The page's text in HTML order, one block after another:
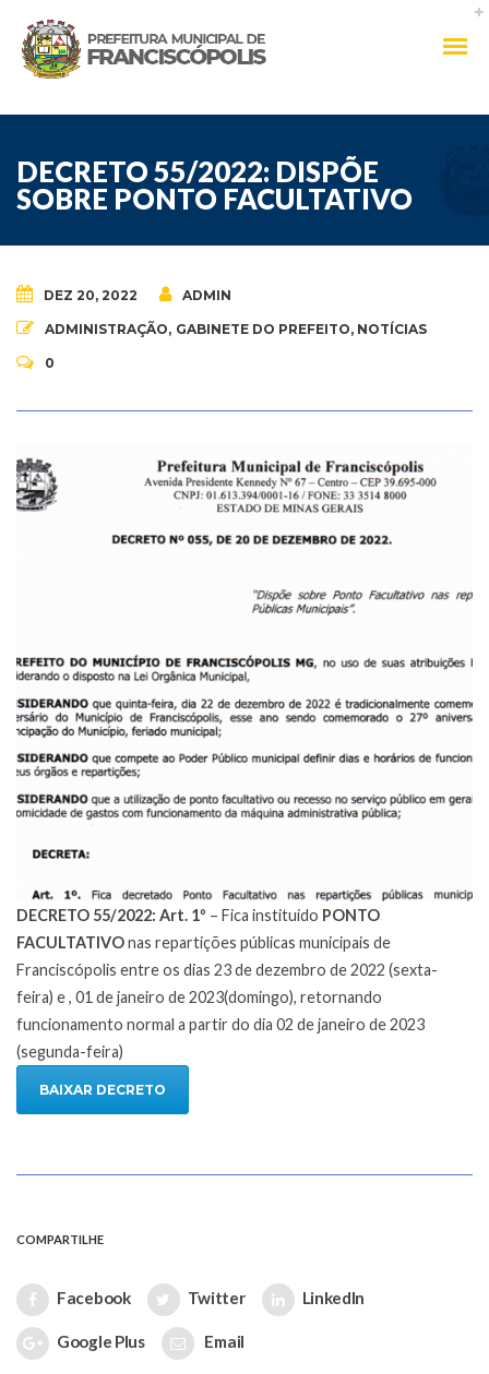
DECRETO 55/2022: DISPÕE
SOBRE PONTO FACULTATIVO
DEZ 20, 2022 ADMIN
ADMINISTRAÇÃO, GABINETE DO PREFEITO, NOTÍCIAS
0
DECRETO 55/2022: Art. 1º – Fica instituído PONTO
FACULTATIVOnas repartições públicas municipais de
Franciscópolis entre os dias 23 de dezembro de 2022 (sexta-
feira) e , 01 de janeiro de 2023(domingo), retornando
funcionamento normal a partir do dia 02 de janeiro de 2023
(segunda-feira)
BAIXAR DECRETO
COMPARTILHE
Facebook Twitter LinkedIn
Google Plus Email